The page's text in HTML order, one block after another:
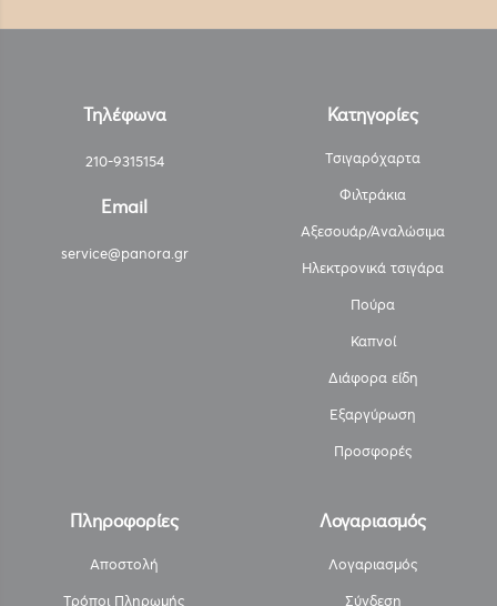
Τηλέφωνα
210-9315154
Email
service@panora.gr
Κατηγορίες
Τσιγαρόχαρτα
Φιλτράκια
Αξεσουάρ/Αναλώσιμα
Ηλεκτρονικά τσιγάρα
Πούρα
Καπνοί
Διάφορα είδη
Εξαργύρωση
Προσφορές
Πληροφορίες
Αποστολή
Τρόποι Πληρωμής
Λογαριασμός
Λογαριασμός
Σύνδεση